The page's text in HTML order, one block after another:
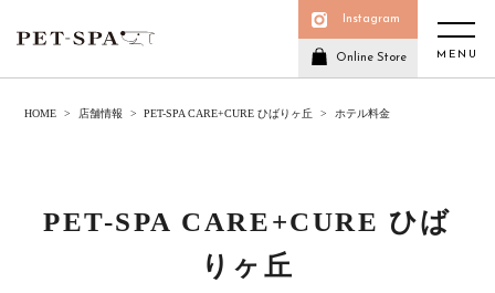
Instagram
Online Store MENU
HOME 店舗情報 PET-SPA CARE+CURE ひばりヶ丘 ホテル料金
PET-SPA CARE+CURE ひば
りヶ丘